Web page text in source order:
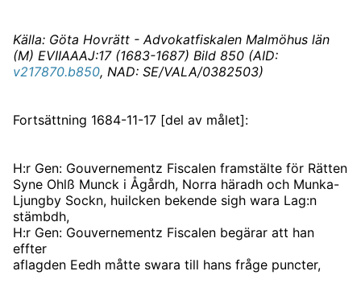
Källa: Göta Hovrätt - Advokatfiskalen Malmöhus län
(M) EVIIAAAJ:17 (1683-1687) Bild 850 (AID:
v217870.b850, NAD: SE/VALA/0382503)
Fortsättning 1684-11-17 [del av målet]:
H:r Gen: Gouvernementz Fiscalen framstälte för Rätten
Syne Ohlß Munck i Ågårdh, Norra häradh och Munka-
Ljungby Sockn, huilcken bekende sigh wara Lag:n
stämbdh,
H:r Gen: Gouvernementz Fiscalen begärar att han
effter
aflagden Eedh måtte swara till hans fråge puncter,